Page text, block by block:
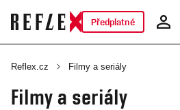
Předplatné
Reflex.cz Filmy a seriály
Filmy a seriály